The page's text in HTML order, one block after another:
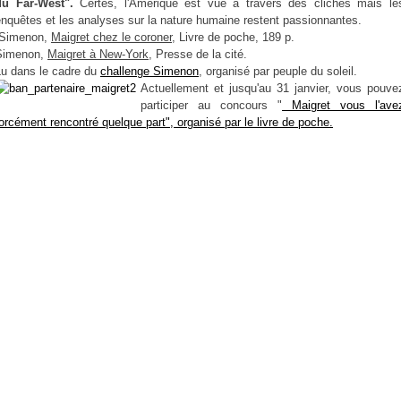
Far-West". Certes, l'Amérique est vue à travers des clichés mais
et les analyses sur la nature humaine restent passionnantes.
Maigret chez le coroner, Livre de poche, 189 p.
Maigret à New-York, Presse de la cité.
dans le cadre du challenge Simenon, organisé par peuple du soleil.
Actuellement et jusqu'au 31 janvier, vous
participer au concours " Maigret vous
rencontré quelque part", organisé par le livre de poche.